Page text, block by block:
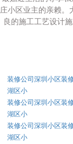
庄小区业主的亲赖。
良的施工工艺设计
装修公司深圳小区装
湖区小
装修公司深圳小区装
湖区小
装修公司深圳小区装
湖区小